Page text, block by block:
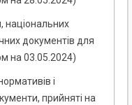
національних
документів для
на 03.05.2024)
і
прийняті на